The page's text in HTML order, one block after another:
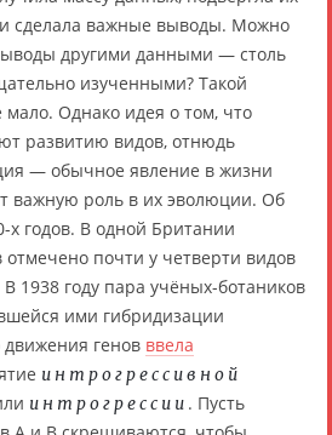
сделала важные выводы. Можно
другими данными — столь
изученными? Такой
Однако идея о том, что
развитию видов, отнюдь
— обычное явление в жизни
важную роль в их эволюции. Об
х годов. В одной Британии
почти у четверти видов
1938 году пара учёных-ботаников
ими гибридизации
движения генов ввела
интрогрессивной
интрогрессии . Пусть